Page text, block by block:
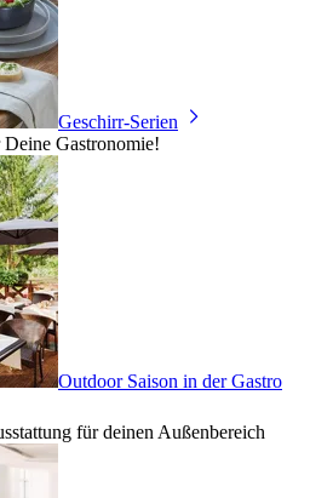
Geschirr-Serien
Gastronomie!
Outdoor Saison in der Gastro
für deinen Außenbereich